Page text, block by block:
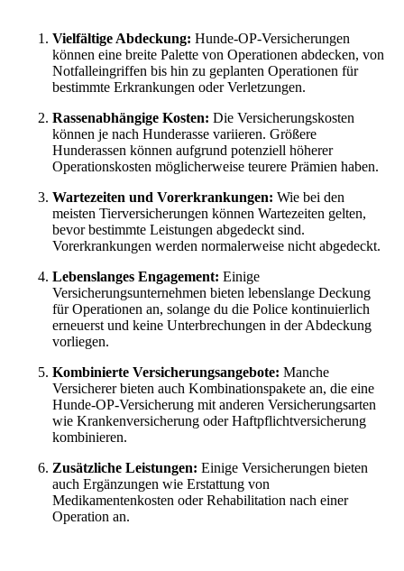
Vielfältige Abdeckung: Hunde-OP-Versicherungen
können eine breite Palette von Operationen abdecken, von
Notfalleingriffen bis hin zu geplanten Operationen für
bestimmte Erkrankungen oder Verletzungen.
Rassenabhängige Kosten: Die Versicherungskosten
können je nach Hunderasse variieren. Größere
Hunderassen können aufgrund potenziell höherer
Operationskosten möglicherweise teurere Prämien haben.
Wartezeiten und Vorerkrankungen: Wie bei den
meisten Tierversicherungen können Wartezeiten gelten,
bevor bestimmte Leistungen abgedeckt sind.
Vorerkrankungen werden normalerweise nicht abgedeckt.
Lebenslanges Engagement: Einige
Versicherungsunternehmen bieten lebenslange Deckung
für Operationen an, solange du die Police kontinuierlich
erneuerst und keine Unterbrechungen in der Abdeckung
vorliegen.
Kombinierte Versicherungsangebote: Manche
Versicherer bieten auch Kombinationspakete an, die eine
Hunde-OP-Versicherung mit anderen Versicherungsarten
wie Krankenversicherung oder Haftpflichtversicherung
kombinieren.
Zusätzliche Leistungen: Einige Versicherungen bieten
auch Ergänzungen wie Erstattung von
Medikamentenkosten oder Rehabilitation nach einer
Operation an.